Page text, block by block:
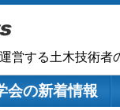
営する土木技術者
会の新着情報